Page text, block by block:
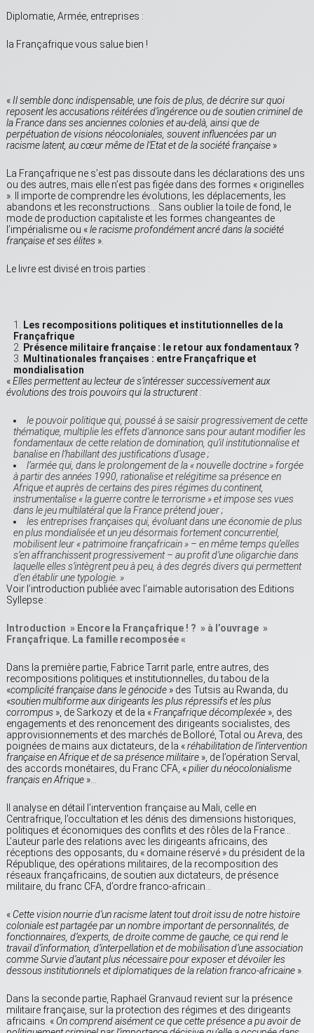
Diplomatie, Armée, entreprises :
la Françafrique vous salue bien !
« Il semble donc indispensable, une fois de plus, de décrire sur quoi
reposent les accusations réitérées d’ingérence ou de soutien criminel de
la France dans ses anciennes colonies et au-delà, ainsi que de
perpétuation de visions néocoloniales, souvent influencées par un
racisme latent, au cœur même de l’Etat et de la société française »
La Françafrique ne s’est pas dissoute dans les déclarations des uns
ou des autres, mais elle n’est pas figée dans des formes « originelles
». Il importe de comprendre les évolutions, les déplacements, les
abandons et les reconstructions… Sans oublier la toile de fond, le
mode de production capitaliste et les formes changeantes de
l’impérialisme ou «le racisme profondément ancré dans la société
française et ses élites ».
Le livre est divisé en trois parties :
Les recompositions politiques et institutionnelles de la
Françafrique
Présence militaire française : le retour aux fondamentaux ?
Multinationales françaises : entre Françafrique et
mondialisation
«Elles permettent au lecteur de s’intéresser successivement aux
évolutions des trois pouvoirs qui la structurent :
le pouvoir politique qui, poussé à se saisir progressivement de cette
thématique, multiplie les effets d’annonce sans pour autant modifier les
fondamentaux de cette relation de domination, qu’il institutionnalise et
banalise en l’habillant des justifications d’usage ;
l’armée qui, dans le prolongement de la « nouvelle doctrine » forgée
à partir des années 1990, rationalise et relégitime sa présence en
Afrique et auprès de certains des pires régimes du continent,
instrumentalise « la guerre contre le terrorisme » et impose ses vues
dans le jeu multilatéral que la France prétend jouer ;
les entreprises françaises qui, évoluant dans une économie de plus
en plus mondialisée et un jeu désormais fortement concurrentiel,
mobilisent leur « patrimoine françafricain » – en même temps qu’elles
s’en affranchissent progressivement – au profit d’une oligarchie dans
laquelle elles s’intègrent peu à peu, à des degrés divers qui permettent
d’en établir une typologie. »
Voir l’introduction publiée avec l’aimable autorisation des Editions
Syllepse :
Introduction » Encore la Françafrique ! ? » à l’ouvrage »
Françafrique. La famille recomposée «
Dans la première partie, Fabrice Tarrit parle, entre autres, des
recompositions politiques et institutionnelles, du tabou de la
«complicité française dans le génocide » des Tutsis au Rwanda, du
«soutien multiforme aux dirigeants les plus répressifs et les plus
corrompus », de Sarkozy et de la «Françafrique décomplexée », des
engagements et des renoncement des dirigeants socialistes, des
approvisionnements et des marchés de Bolloré, Total ou Areva, des
poignées de mains aux dictateurs, de la «réhabilitation de l’intervention
française en Afrique et de sa présence militaire », de l’opération Serval,
des accords monétaires, du Franc CFA, «pilier du néocolonialisme
français en Afrique »…
Il analyse en détail l’intervention française au Mali, celle en
Centrafrique, l’occultation et les dénis des dimensions historiques,
politiques et économiques des conflits et des rôles de la France…
L’auteur parle des relations avec les dirigeants africains, des
réceptions des opposants, du « domaine réservé » du président de la
République, des opérations militaires, de la recomposition des
réseaux françafricains, de soutien aux dictateurs, de présence
militaire, du franc CFA, d’ordre franco-africain…
« Cette vision nourrie d’un racisme latent tout droit issu de notre histoire
coloniale est partagée par un nombre important de personnalités, de
fonctionnaires, d’experts, de droite comme de gauche, ce qui rend le
travail d’information, d’interpellation et de mobilisation d’une association
comme Survie d’autant plus nécessaire pour exposer et dévoiler les
dessous institutionnels et diplomatiques de la relation franco-africaine ».
Dans la seconde partie, Raphaël Granvaud revient sur la présence
militaire française, sur la protection des régimes et des dirigeants
africains. «On comprend aisément ce que cette présence a pu avoir de